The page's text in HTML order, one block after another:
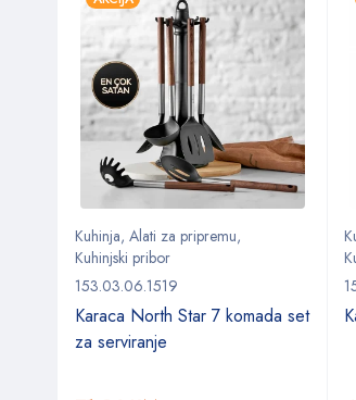
Kuhinja, Alati za pripremu,
Kuhinjski pribor
153.03.06.1519
Karaca North Star 7 komada set
za serviranje